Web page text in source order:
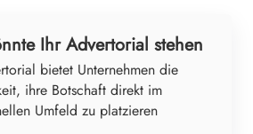
Ihr Advertorial stehen
bietet Unternehmen die
ihre Botschaft direkt im
Umfeld zu platzieren